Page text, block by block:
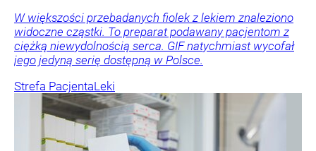
W większości przebadanych fiolek z lekiem znaleziono
widoczne cząstki. To preparat podawany pacjentom z
ciężką niewydolnością serca. GIF natychmiast wycofał
jego jedyną serię dostępną w Polsce.
Strefa PacjentaLeki